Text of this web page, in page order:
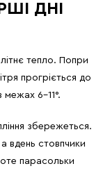
ДНІ
тепло. Попри
прогріється до
межах 6-11°.
збережеться.
вдень стовпчики
парасольки